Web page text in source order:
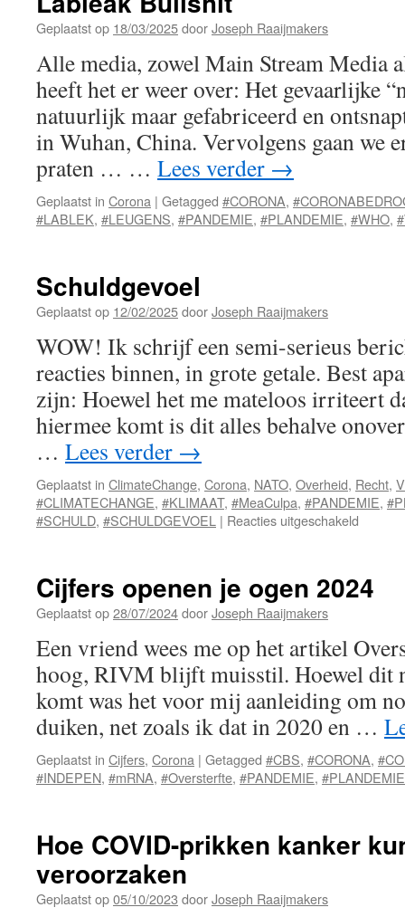
Geplaatst op 18/03/2025doorJoseph Raaijmakers
Alle media, zowel Main Stream Media
heeft het er weer over: Het gevaarlijke
natuurlijk maar gefabriceerd en
in Wuhan, China. Vervolgens gaan we
praten … … Lees verder →
Geplaatst in Corona | Getagged #CORONA,
#LABLEK, #LEUGENS, #PANDEMIE, #PLANDEMIE, #WHO,
Schuldgevoel
Geplaatst op 12/02/2025doorJoseph Raaijmakers
WOW! Ik schrijf een semi-serieus
reacties binnen, in grote getale. Best
zijn: Hoewel het me mateloos irriteert
hiermee komt is dit alles behalve
… Lees verder →
Geplaatst in ClimateChange, Corona, NATO, Overheid, Recht,
#CLIMATECHANGE, #KLIMAAT, #MeaCulpa, #PANDEMIE,
#SCHULD, #SCHULDGEVOEL | Reacties uitgeschakeld
Cijfers openen je ogen 2024
Geplaatst op28/07/2024doorJoseph Raaijmakers
Een vriend wees me op het artikel
hoog, RIVM blijft muisstil. Hoewel dit
komt was het voor mij aanleiding om
duiken, net zoals ik dat in 2020 en …
Geplaatst in Cijfers, Corona | Getagged #CBS, #CORONA,
#INDEPEN, #mRNA, #Oversterfte, #PANDEMIE, #PLANDEMIE
Hoe COVID-prikken kanker
veroorzaken
Geplaatst op05/10/2023 doorJoseph Raaijmakers